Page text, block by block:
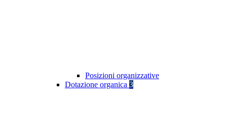
Posizioni organizzative
Dotazione organica 3